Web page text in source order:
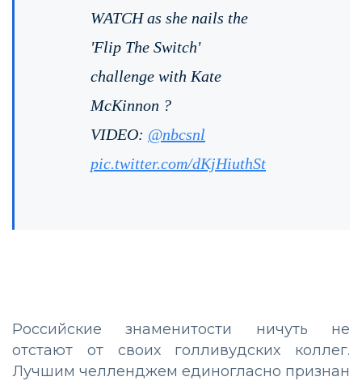
WATCH as she nails the
'Flip The Switch'
challenge with Kate
McKinnon ?
VIDEO: @nbcsnl
pic.twitter.com/dKjHiuthSt
Российские знаменитости ничуть не
отстают от своих голливудских коллег.
Лучшим челленджем единогласно признан